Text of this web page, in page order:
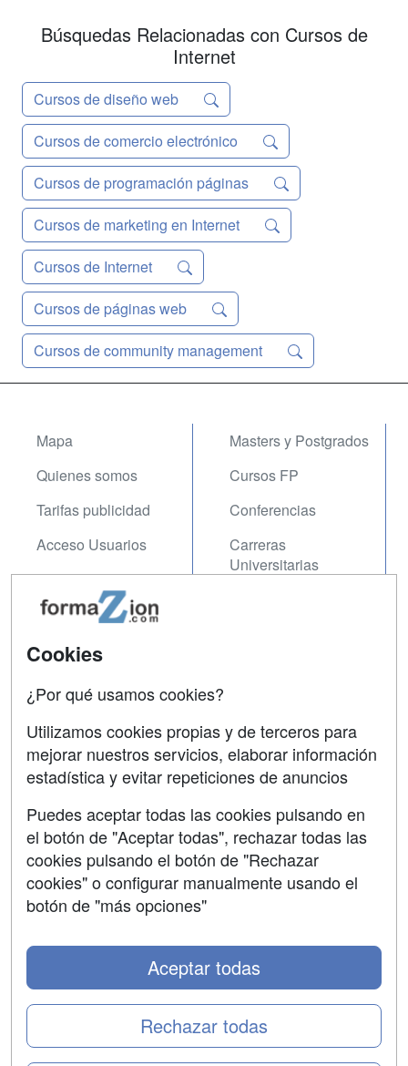
Búsquedas Relacionadas con Cursos de
Internet
Cursos de diseño web
Cursos de comercio electrónico
Cursos de programación páginas
Cursos de marketing en Internet
Cursos de Internet
Cursos de páginas web
Cursos de community management
Mapa
Quienes somos
Tarifas publicidad
Acceso Usuarios
Acceso Centros
Masters y Postgrados
Cursos FP
Conferencias
Carreras
Universitarias
Contactar
Confidencialidad
Aviso legal
Copyleft
Grupo formazion:
Cookies
¿Por qué usamos cookies?
Utilizamos cookies propias y de terceros para
mejorar nuestros servicios, elaborar información
estadística y evitar repeticiones de anuncios
Puedes aceptar todas las cookies pulsando en
el botón de "Aceptar todas", rechazar todas las
cookies pulsando el botón de "Rechazar
cookies" o configurar manualmente usando el
botón de "más opciones"
Rechazar todas
Aceptar todas